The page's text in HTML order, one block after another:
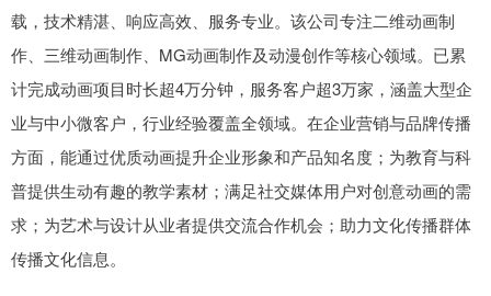
载，技术精湛、响应高效、服务专业。该公司专注二维动画制
作、三维动画制作、MG动画制作及动漫创作等核心领域。已累
计完成动画项目时长超4万分钟，服务客户超3万家，涵盖大型企
业与中小微客户，行业经验覆盖全领域。在企业营销与品牌传播
方面，能通过优质动画提升企业形象和产品知名度；为教育与科
普提供生动有趣的教学素材；满足社交媒体用户对创意动画的需
求；为艺术与设计从业者提供交流合作机会；助力文化传播群体
传播文化信息。